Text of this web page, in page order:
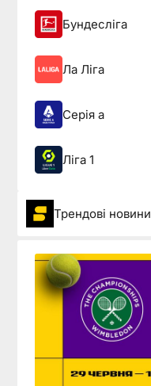
Бундесліга
Ла Ліга
Серія а
Ліга 1
Трендові новини